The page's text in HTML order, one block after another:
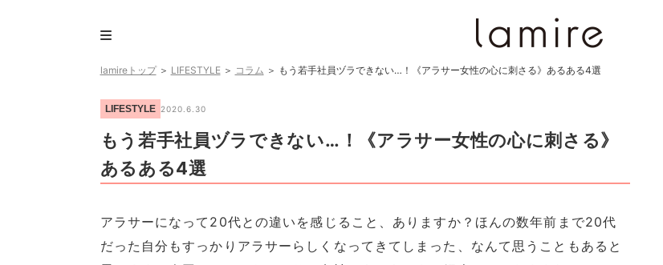
lamireトップ＞ LIFESTYLE＞ コラム ＞ もう若手社員ヅラできない…！《アラサー女性の心に刺さる》あるある4選
LIFESTYLE 2020.6.30
もう若手社員ヅラできない…！《アラサー女性の心に刺さる》
あるある4選
アラサーになって20代との違いを感じること、ありますか？ほんの数年前まで20代
だった自分もすっかりアラサーらしくなってきてしまった、なんて思うこともあると